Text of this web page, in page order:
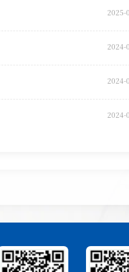
2025-
2024-
2024-
2024-